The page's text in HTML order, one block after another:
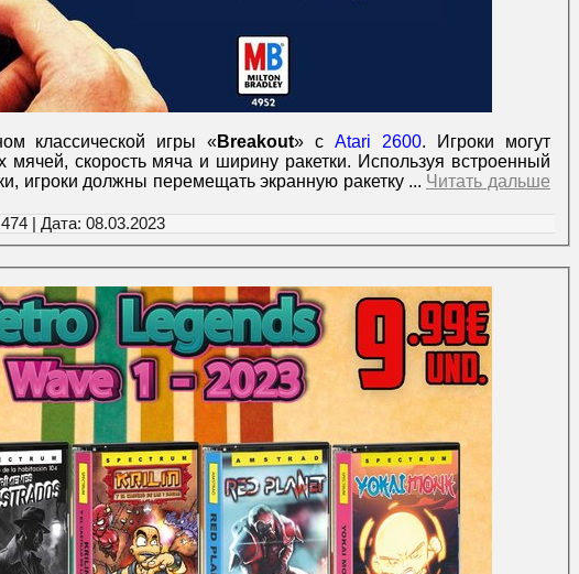
классической игры «Breakout» с Atari 2600. Игроки могут
мячей, скорость мяча и ширину ракетки. Используя встроенный
игроки должны перемещать экранную ракетку ... Читать дальше
| Дата: 08.03.2023